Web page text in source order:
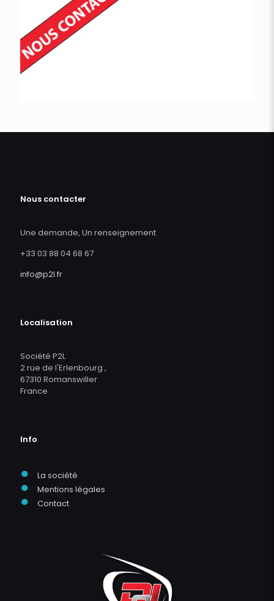
Nous contacter
Une demande, Un renseignement
+33 03 88 04 68 67
info@p2l.fr
Localisation
Société P2L
2 rue de l'Erlenbourg ,
67310 Romanswiller
France
Info
● La société
● Mentions légales
● Contact